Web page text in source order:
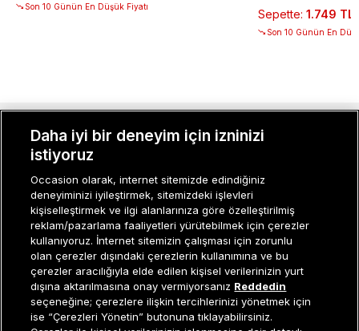
Son 10 Günün En Düşük Fiyatı
Sepette: 1.749 TL
Son 10 Günün En
Müşteri İlişkileri 0 850 800 01 20
MÜŞTERI İLIŞKILERI
KURUMSAL
KADIN KATEGORILER
GRUP MARKALAR
ERKEK KATEGORILER
Daha iyi bir deneyim için izninizi
istiyoruz
Occasion olarak, internet sitemizde edindiğiniz
deneyiminizi iyileştirmek, sitemizdeki işlevleri
kişiselleştirmek ve ilgi alanlarınıza göre özelleştirilmiş
reklam/pazarlama faaliyetleri yürütebilmek için çerezler
kullanıyoruz. İnternet sitemizin çalışması için zorunlu
olan çerezler dışındaki çerezlerin kullanımına ve bu
çerezler aracılığıyla elde edilen kişisel verilerinizin yurt
dışına aktarılmasına onay vermiyorsanız Reddedin
seçeneğine; çerezlere ilişkin tercihlerinizi yönetmek için
ise “Çerezleri Yönetin” butonuna tıklayabilirsiniz.